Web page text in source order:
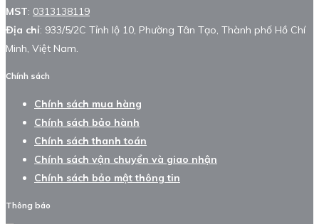
MST: 0313138119
Địa chỉ: 933/5/2C Tỉnh lộ 10, Phường Tân Tạo, Thành phố Hồ Chí
Minh, Việt Nam.
Chính sách
Chính sách mua hàng
Chính sách bảo hành
Chính sách thanh toán
Chính sách vận chuyển và giao nhận
Chính sách bảo mật thông tin
Thông báo